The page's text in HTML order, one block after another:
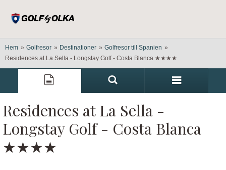
Hem » Golfresor » Destinationer » Golfresor till Spanien »
Residences at La Sella - Longstay Golf - Costa Blanca ★★★★
Residences at La Sella -
Longstay Golf - Costa Blanca
★★★★